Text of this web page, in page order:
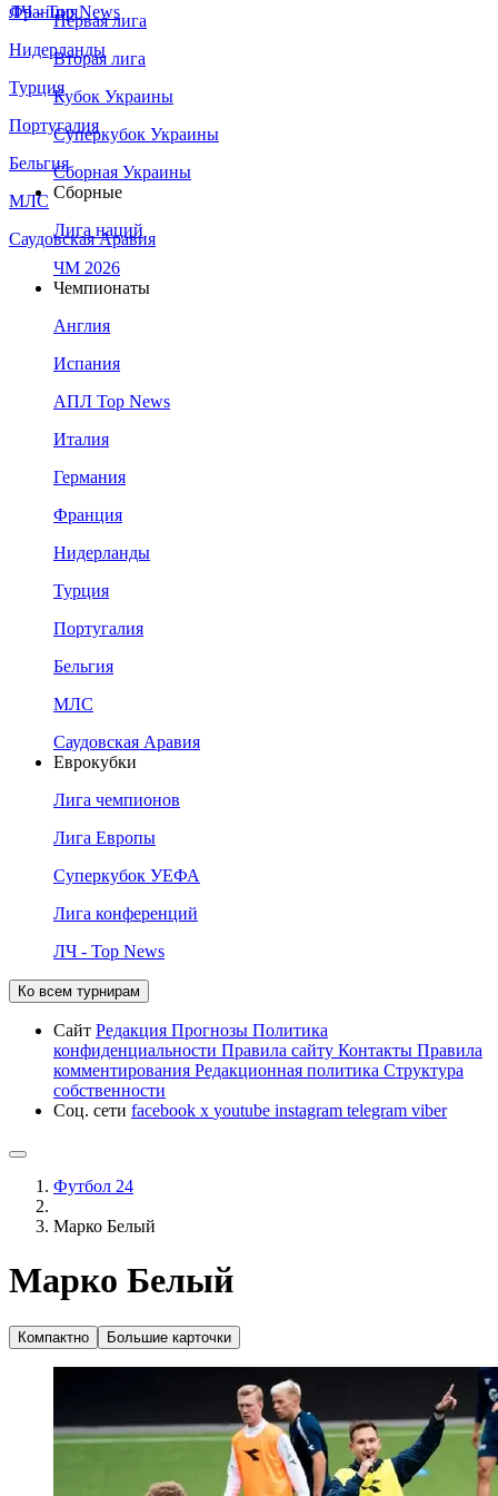
Франция
Нидерланды
Турция
Португалия
Бельгия
МЛС
Саудовская Аравия
ЛЧ - Top News
Первая лига
Вторая лига
Кубок Украины
Суперкубок Украины
Сборная Украины
Сборные
Лига наций
ЧМ 2026
Чемпионаты
Англия
Испания
АПЛ Top News
Италия
Германия
Франция
Нидерланды
Турция
Португалия
Бельгия
МЛС
Саудовская Аравия
Еврокубки
Лига чемпионов
Лига Европы
Суперкубок УЕФА
Лига конференций
ЛЧ - Top News
Ко всем турнирам
Сайт Редакция Прогнозы Политика
конфиденциальности Правила сайту Контакты Правила
комментирования Редакционная политика Структура
собственности
Соц. сети facebook x youtube instagram telegram viber
Футбол 24
Марко Белый
Марко Белый
Компактно Большие карточки